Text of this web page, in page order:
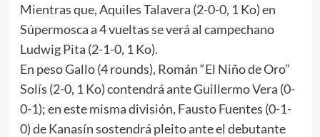
Mientras que, Aquiles Talavera (2-0-0, 1 Ko) en
Súpermosca a 4 vueltas se verá al campechano
Ludwig Pita (2-1-0, 1 Ko).
En peso Gallo (4 rounds), Román “El Niño de Oro”
Solís (2-0, 1 Ko) contendrá ante Guillermo Vera (0-
0-1); en este misma división, Fausto Fuentes (0-1-
0) de Kanasín sostendrá pleito ante el debutante